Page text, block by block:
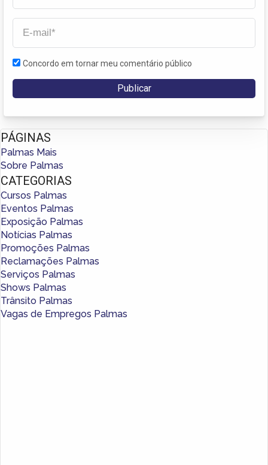
Concordo em tornar meu comentário público
PÁGINAS
Palmas Mais
Sobre Palmas
CATEGORIAS
Cursos Palmas
Eventos Palmas
Exposição Palmas
Notícias Palmas
Promoções Palmas
Reclamações Palmas
Serviços Palmas
Shows Palmas
Trânsito Palmas
Vagas de Empregos Palmas